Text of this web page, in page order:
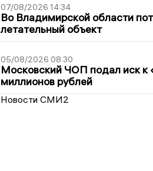
07/08/2026 14:34
Во Владимирской области
летательный объект
05/08/2026 08:30
Московский ЧОП подал иск к
миллионов рублей
Новости СМИ2